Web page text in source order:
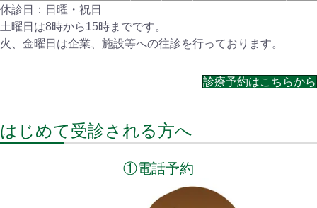
休診日：日曜・祝日
土曜日は8時から15時までです。
火、金曜日は企業、施設等への往診を行っております。
診療予約はこちらから
はじめて受診される方へ
①電話予約